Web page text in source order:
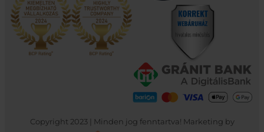
Copyright 2023 | Minden jog fenntartva! Marketing by